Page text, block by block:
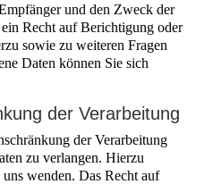
und den Zweck der
Recht auf Berichtigung oder
sowie zu weiteren Fragen
Daten können Sie sich
der Verarbeitung
der Verarbeitung
zu verlangen. Hierzu
wenden. Das Recht auf